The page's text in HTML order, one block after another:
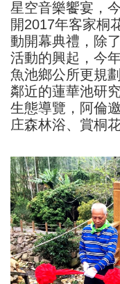
星空音樂饗宴，
開2017年客家桐
動開幕典禮，除
活動的興起，今
魚池鄉公所更規
鄰近的蓮華池研
生態導覽，阿倫
庄森林浴、賞桐